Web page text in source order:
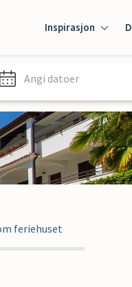
Inspirasjon
Angi datoer
feriehuset